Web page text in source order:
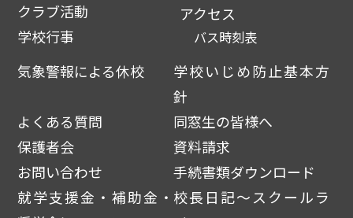
クラブ活動
学校行事
アクセス
バス時刻表
気象警報による休校
学校いじめ防止基本方
針
よくある質問
同窓生の皆様へ
保護者会
資料請求
お問い合わせ
手続書類ダウンロード
就学支援金・補助金・ 校長日記～スクールラ